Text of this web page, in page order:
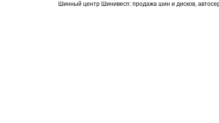
Шинный центр Шинивесп: продажа шин и дисков,